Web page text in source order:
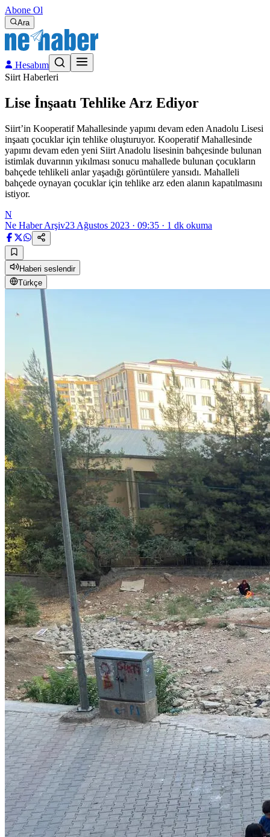
Abone Ol
Ara
Hesabım
Siirt Haberleri
Lise İnşaatı Tehlike Arz Ediyor
Siirt’in Kooperatif Mahallesinde yapımı devam eden Anadolu Lisesi
inşaatı çocuklar için tehlike oluşturuyor. Kooperatif Mahallesinde
yapımı devam eden yeni Siirt Anadolu lisesinin bahçesinde bulunan
istimlak duvarının yıkılması sonucu mahallede bulunan çocukların
bahçede tehlikeli anlar yaşadığı görüntülere yansıdı. Mahalleli
bahçede oynayan çocuklar için tehlike arz eden alanın kapatılmasını
istiyor.
N
Ne Haber Arşiv23 Ağustos 2023 · 09:35 · 1 dk okuma
Haberi seslendir
Türkçe